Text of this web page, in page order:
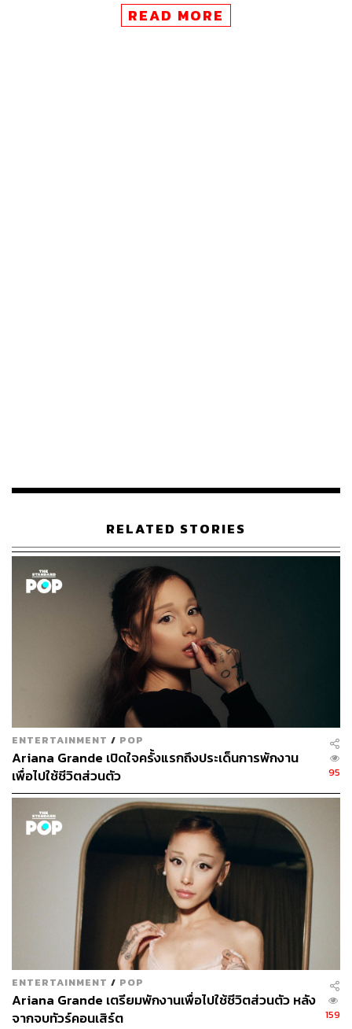
รู้สึกเขินอายหรือสุภาพเกินกว่าที่จะเล่าออกมาตรงๆ ในช่วง
ก่อนหน้านี้ ดังนั้นแฟนๆ ก็ต้องมารอฟังกันอัลบั้มนี้จะออกมา
READ MORE
RELATED STORIES
ENTERTAINMENT / POP
Ariana Grande เปิดใจครั้งแรกถึงประเด็นการพักงาน
เพื่อไปใช้ชีวิตส่วนตัว
95
ENTERTAINMENT / POP
Ariana Grande เตรียมพักงานเพื่อไปใช้ชีวิตส่วนตัว หลัง
จากจบทัวร์คอนเสิร์ต
159